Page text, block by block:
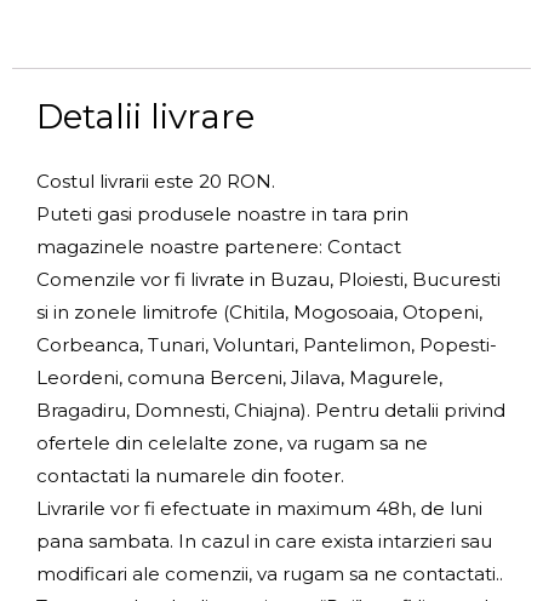
Detalii livrare
Costul livrarii este 20 RON.
Puteti gasi produsele noastre in tara prin
magazinele noastre partenere: Contact
Comenzile vor fi livrate in Buzau, Ploiesti, Bucuresti
si in zonele limitrofe (Chitila, Mogosoaia, Otopeni,
Corbeanca, Tunari, Voluntari, Pantelimon, Popesti-
Leordeni, comuna Berceni, Jilava, Magurele,
Bragadiru, Domnesti, Chiajna). Pentru detalii privind
ofertele din celelalte zone, va rugam sa ne
contactati la numarele din footer.
Livrarile vor fi efectuate in maximum 48h, de luni
pana sambata. In cazul in care exista intarzieri sau
modificari ale comenzii, va rugam sa ne contactati..